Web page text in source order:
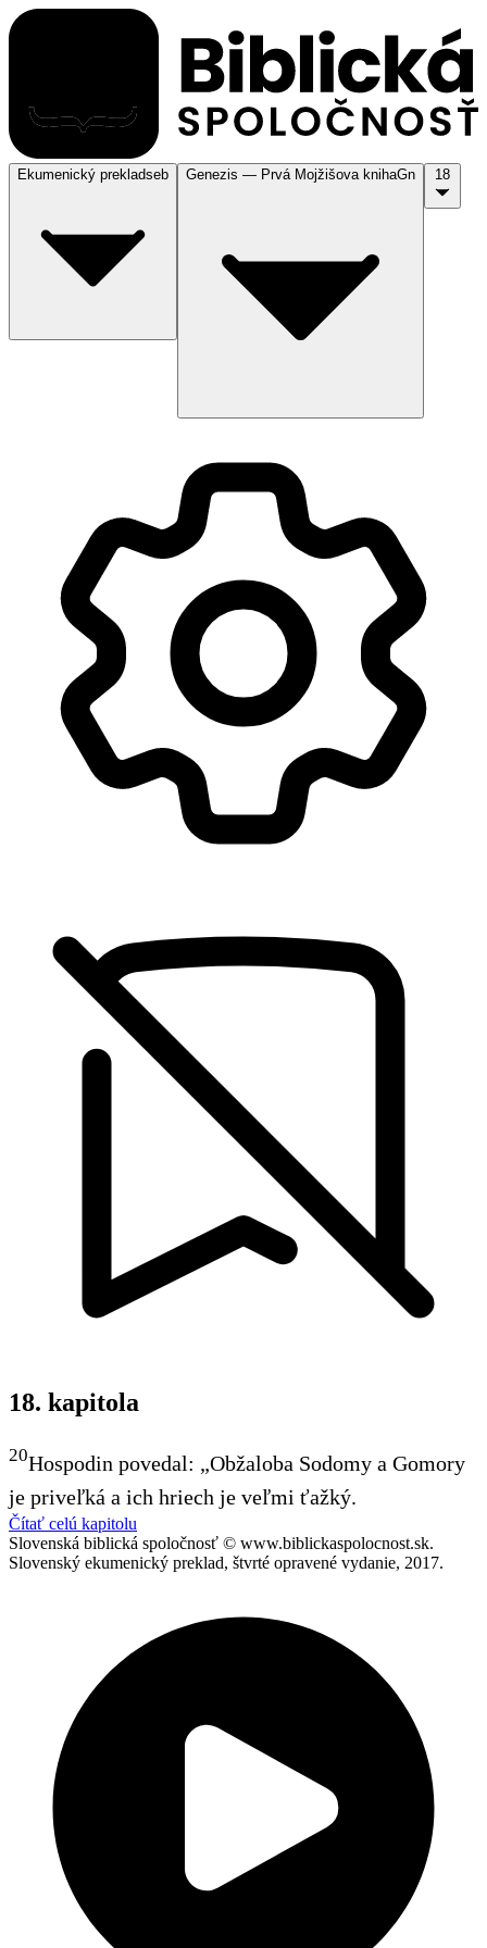
Ekumenický prekladseb Genezis — Prvá Mojžišova knihaGn
18. kapitola
20Hospodin povedal: „Obžaloba Sodomy a Gomory
je priveľká a ich hriech je veľmi ťažký.
Čítať celú kapitolu
Slovenská biblická spoločnosť © www.biblickaspolocnost.sk.
Slovenský ekumenický preklad, štvrté opravené vydanie, 2017.